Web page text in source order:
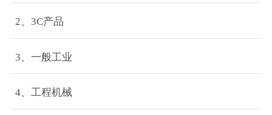
2、3C产品
3、一般工业
4、工程机械